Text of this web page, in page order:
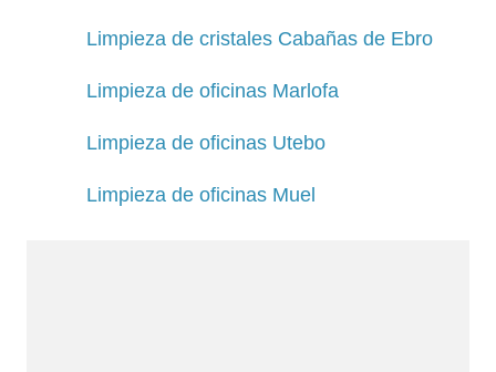
Limpieza de cristales Cabañas de Ebro
Limpieza de oficinas Marlofa
Limpieza de oficinas Utebo
Limpieza de oficinas Muel